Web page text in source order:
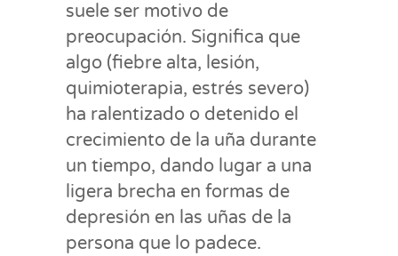
suele ser motivo de
preocupación. Significa que
algo (fiebre alta, lesión,
quimioterapia, estrés severo)
ha ralentizado o detenido el
crecimiento de la uña durante
un tiempo, dando lugar a una
ligera brecha en formas de
depresión en las uñas de la
persona que lo padece.